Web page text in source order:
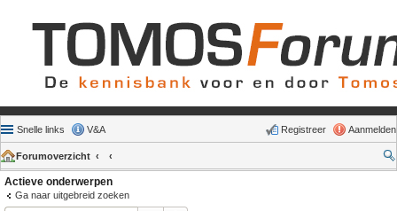
Snelle links V&A Aanmelden
Registreer
Forumoverzicht
Actieve onderwerpen
Ga naar uitgebreid zoeken